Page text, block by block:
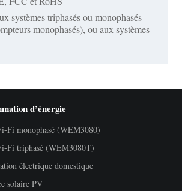
systèmes triphasés ou monophasés
monophasés), ou aux systèmes
d’énergie
Fi monophasé (WEM3080)
Fi triphasé (WEM3080T)
électrique domestique
solaire PV